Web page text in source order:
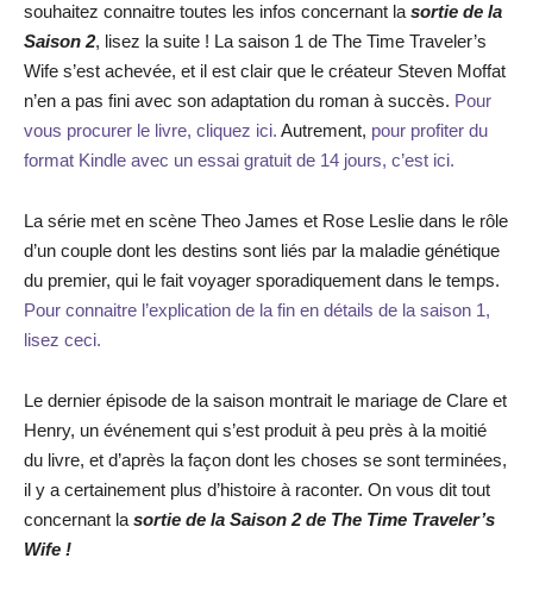
souhaitez connaitre toutes les infos concernant la sortie de la
Saison 2, lisez la suite ! La saison 1 de The Time Traveler’s
Wife s’est achevée, et il est clair que le créateur Steven Moffat
n’en a pas fini avec son adaptation du roman à succès. Pour
vous procurer le livre, cliquez ici. Autrement, pour profiter du
format Kindle avec un essai gratuit de 14 jours, c’est ici.
La série met en scène Theo James et Rose Leslie dans le rôle
d’un couple dont les destins sont liés par la maladie génétique
du premier, qui le fait voyager sporadiquement dans le temps.
Pour connaitre l’explication de la fin en détails de la saison 1,
lisez ceci.
Le dernier épisode de la saison montrait le mariage de Clare et
Henry, un événement qui s’est produit à peu près à la moitié
du livre, et d’après la façon dont les choses se sont terminées,
il y a certainement plus d’histoire à raconter. On vous dit tout
concernant la sortie de la Saison 2 de The Time Traveler’s
Wife !